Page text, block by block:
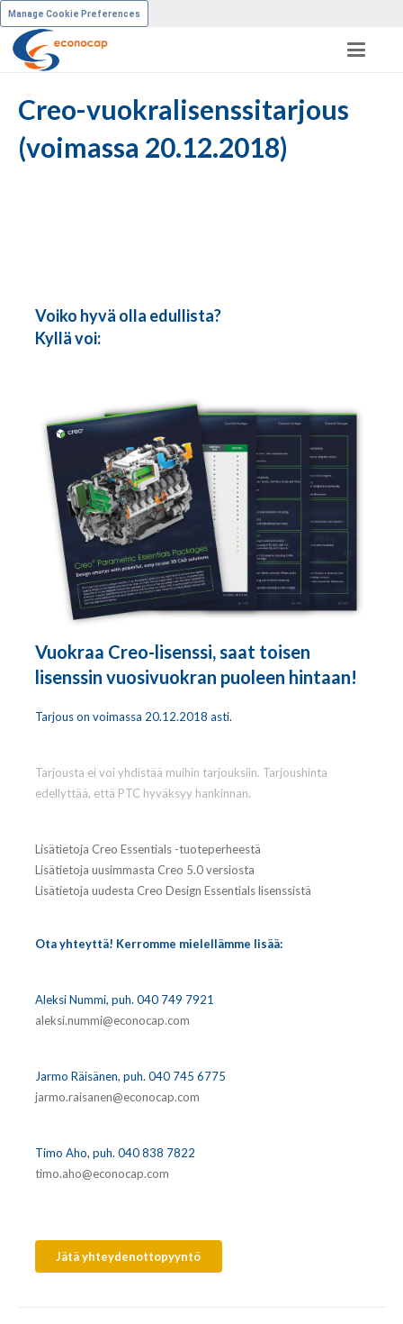
Manage Cookie Preferences
Creo-vuokralisenssitarjous
(voimassa 20.12.2018)
Voiko hyvä olla edullista?
Kyllä voi:
Vuokraa Creo-lisenssi, saat toisen
lisenssin vuosivuokran puoleen hintaan!
Tarjous on voimassa 20.12.2018 asti.
Tarjousta ei voi yhdistää muihin tarjouksiin. Tarjoushinta
edellyttää, että PTC hyväksyy hankinnan.
Lisätietoja Creo Essentials -tuoteperheestä
Lisätietoja uusimmasta Creo 5.0 versiosta
Lisätietoja uudesta Creo Design Essentials lisenssistä
Ota yhteyttä! Kerromme mielellämme lisää:
Aleksi Nummi, puh. 040 749 7921
aleksi.nummi@econocap.com
Jarmo Räisänen, puh. 040 745 6775
jarmo.raisanen@econocap.com
Timo Aho, puh. 040 838 7822
timo.aho@econocap.com
Jätä yhteydenottopyyntö